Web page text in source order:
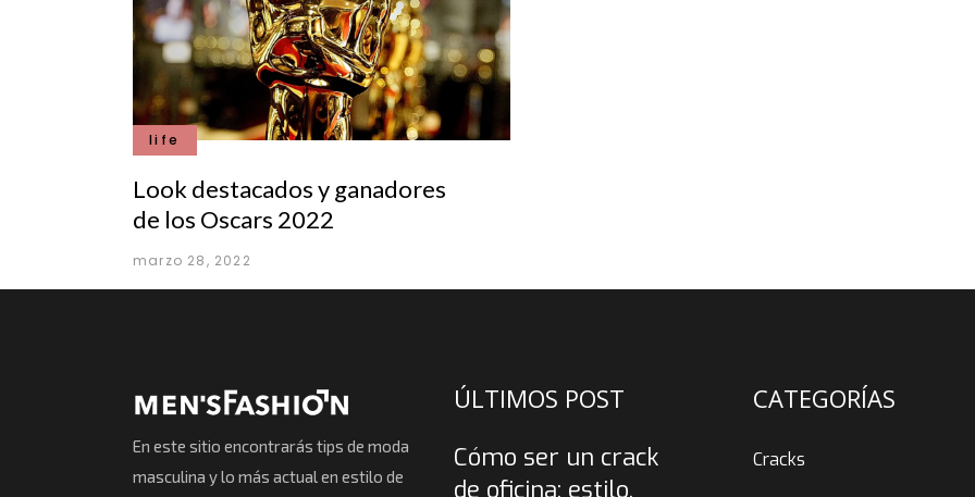
life
Look destacados y ganadores
de los Oscars 2022
marzo 28, 2022
En este sitio encontrarás tips de moda
masculina y lo más actual en estilo de
ÚLTIMOS POST
Cómo ser un crack
de oficina: estilo,
CATEGORÍAS
Cracks